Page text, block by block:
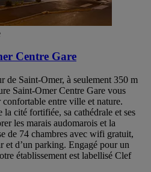
Centre Gare
de Saint-Omer, à seulement 350 m
Saint-Omer Centre Gare vous
entre ville et nature.
cité fortifiée, sa cathédrale et ses
les marais audomarois et la
de 74 chambres avec wifi gratuit,
et d’un parking. Engagé pour un
établissement est labellisé Clef